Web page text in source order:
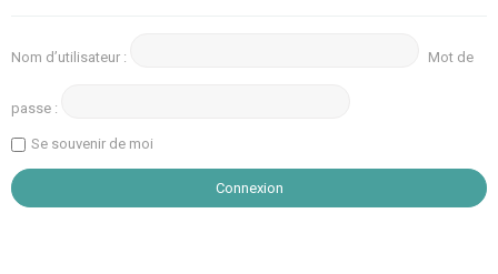
Nom d’utilisateur : Mot de
passe :
Se souvenir de moi